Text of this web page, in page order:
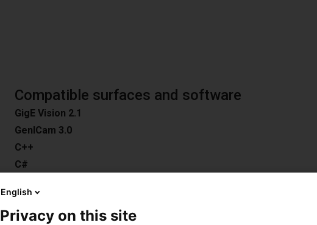
Compatible surfaces and software
GigE Vision 2.1
GenICam 3.0
C++
C#
Python
Download Surfaces
English
Privacy on this site